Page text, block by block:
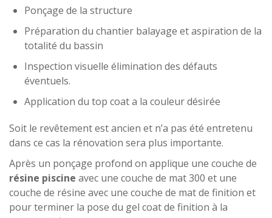
Ponçage de la structure
Préparation du chantier balayage et aspiration de la
totalité du bassin
Inspection visuelle élimination des défauts
éventuels.
Application du top coat a la couleur désirée
Soit le revêtement est ancien et n’a pas été entretenu
dans ce cas la rénovation sera plus importante.
Après un ponçage profond on applique une couche de
résine piscine avec une couche de mat 300 et une
couche de résine avec une couche de mat de finition et
pour terminer la pose du gel coat de finition à la